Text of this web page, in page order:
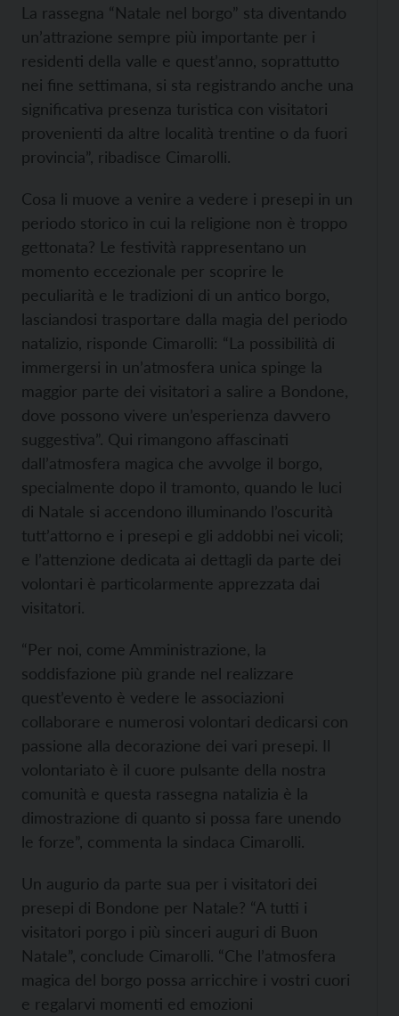
La rassegna “Natale nel borgo” sta diventando
un’attrazione sempre più importante per i
residenti della valle e quest’anno, soprattutto
nei fine settimana, si sta registrando anche una
significativa presenza turistica con visitatori
provenienti da altre località trentine o da fuori
provincia”, ribadisce Cimarolli.
Cosa li muove a venire a vedere i presepi in un
periodo storico in cui la religione non è troppo
gettonata? Le festività rappresentano un
momento eccezionale per scoprire le
peculiarità e le tradizioni di un antico borgo,
lasciandosi trasportare dalla magia del periodo
natalizio, risponde Cimarolli: “La possibilità di
immergersi in un’atmosfera unica spinge la
maggior parte dei visitatori a salire a Bondone,
dove possono vivere un’esperienza davvero
suggestiva”. Qui rimangono affascinati
dall’atmosfera magica che avvolge il borgo,
specialmente dopo il tramonto, quando le luci
di Natale si accendono illuminando l’oscurità
tutt’attorno e i presepi e gli addobbi nei vicoli;
e l’attenzione dedicata ai dettagli da parte dei
volontari è particolarmente apprezzata dai
visitatori.
“Per noi, come Amministrazione, la
soddisfazione più grande nel realizzare
quest’evento è vedere le associazioni
collaborare e numerosi volontari dedicarsi con
passione alla decorazione dei vari presepi. Il
volontariato è il cuore pulsante della nostra
comunità e questa rassegna natalizia è la
dimostrazione di quanto si possa fare unendo
le forze”, commenta la sindaca Cimarolli.
Un augurio da parte sua per i visitatori dei
presepi di Bondone per Natale? “A tutti i
visitatori porgo i più sinceri auguri di Buon
Natale”, conclude Cimarolli. “Che l’atmosfera
magica del borgo possa arricchire i vostri cuori
e regalarvi momenti ed emozioni